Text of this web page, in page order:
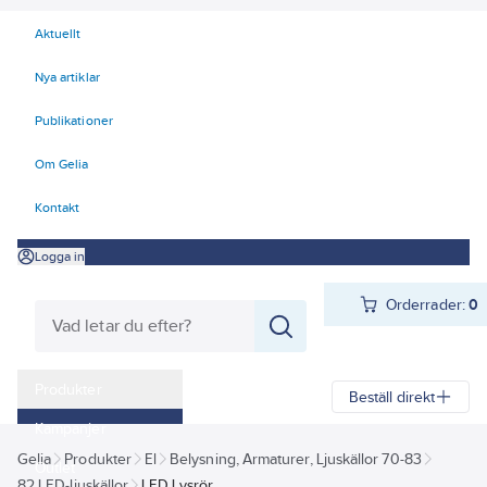
Aktuellt
Nya artiklar
Publikationer
Om Gelia
Kontakt
Logga in
Orderrader:0
Kampanjer
Outlet
Beställ direkt
Gelia Produkter El
Belysning, Armaturer, Ljuskällor 70-83